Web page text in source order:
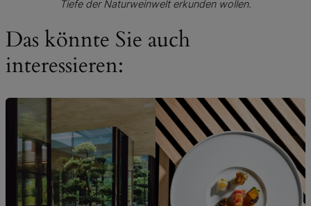
Tiefe der Naturweinwelt erkunden wollen.
Das könnte Sie auch
interessieren: